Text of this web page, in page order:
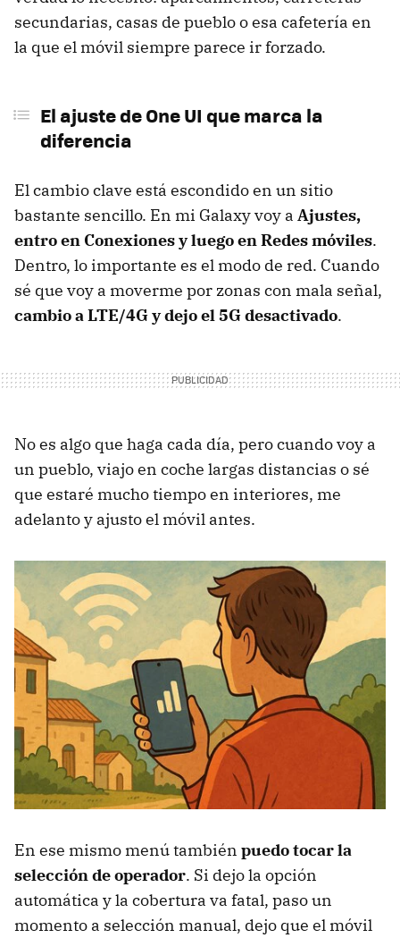
secundarias, casas de pueblo o esa cafetería en
la que el móvil siempre parece ir forzado.
El ajuste de One UI que marca la
diferencia
El cambio clave está escondido en un sitio
bastante sencillo. En mi Galaxy voy a Ajustes,
entro en Conexiones y luego en Redes móviles.
Dentro, lo importante es el modo de red. Cuando
sé que voy a moverme por zonas con mala señal,
cambio a LTE/4G y dejo el 5G desactivado.
No es algo que haga cada día, pero cuando voy a
un pueblo, viajo en coche largas distancias o sé
que estaré mucho tiempo en interiores, me
adelanto y ajusto el móvil antes.
En ese mismo menú también puedo tocar la
selección de operador. Si dejo la opción
automática y la cobertura va fatal, paso un
momento a selección manual, dejo que el móvil